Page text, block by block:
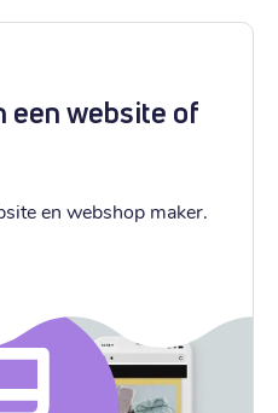
een website of
en webshop maker.